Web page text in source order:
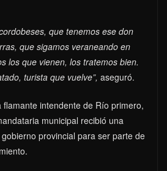
que tenemos ese don
que sigamos veraneando en
los que vienen, los tratemos bien.
turista que vuelve”, aseguró.
flamante intendente de Río primero,
municipal recibió una
provincial para ser parte de